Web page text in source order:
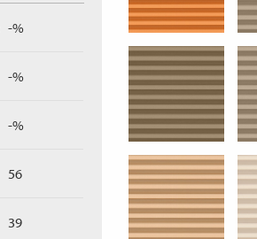
-%
-%
-%
56
39